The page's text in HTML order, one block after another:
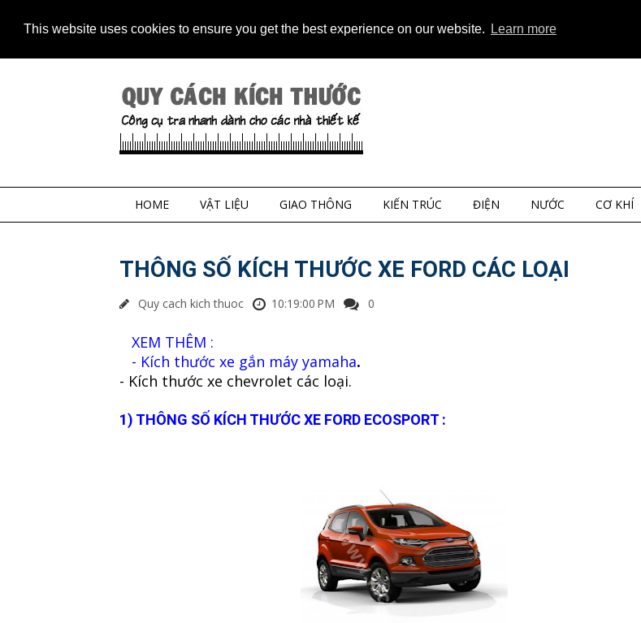
This website uses cookies to ensure you get the best experience on our website. Learn more
HOME VẬT LIỆU GIAO THÔNG KIẾN TRÚC ĐIỆN NƯỚC CƠ KHÍ
THÔNG SỐ KÍCH THƯỚC XE FORD CÁC LOẠI
Quy cach kich thuoc 10:19:00 PM 0
XEM THÊM :
- Kích thước xe gắn máy yamaha.
- Kích thước xe chevrolet các loại.
1) THÔNG SỐ KÍCH THƯỚC XE FORD ECOSPORT :